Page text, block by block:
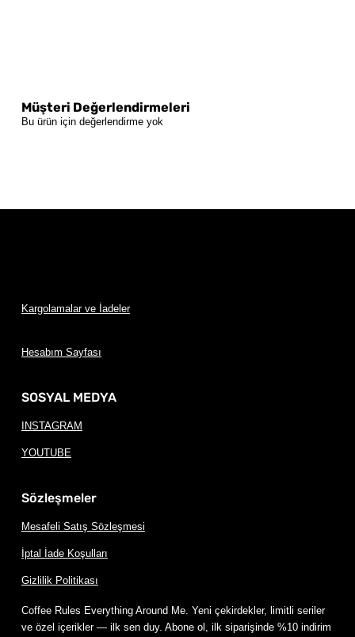
Müşteri Değerlendirmeleri
Bu ürün için değerlendirme yok
Kargolamalar ve İadeler
Hesabım Sayfası
SOSYAL MEDYA
INSTAGRAM
YOUTUBE
Sözleşmeler
Mesafeli Satış Sözleşmesi
İptal İade Koşulları
Gizlilik Politikası
Coffee Rules Everything Around Me. Yeni çekirdekler, limitli seriler
ve özel içerikler — ilk sen duy. Abone ol, ilk siparişinde %10 indirim